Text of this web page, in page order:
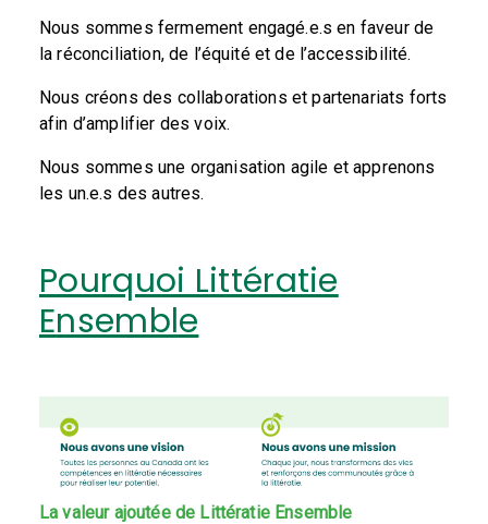
Nous sommes fermement engagé.e.s en faveur de
la réconciliation, de l’équité et de l’accessibilité.
Nous créons des collaborations et partenariats forts
afin d’amplifier des voix.
Nous sommes une organisation agile et apprenons
les un.e.s des autres.
Pourquoi Littératie
Ensemble
La valeur ajoutée de Littératie Ensemble